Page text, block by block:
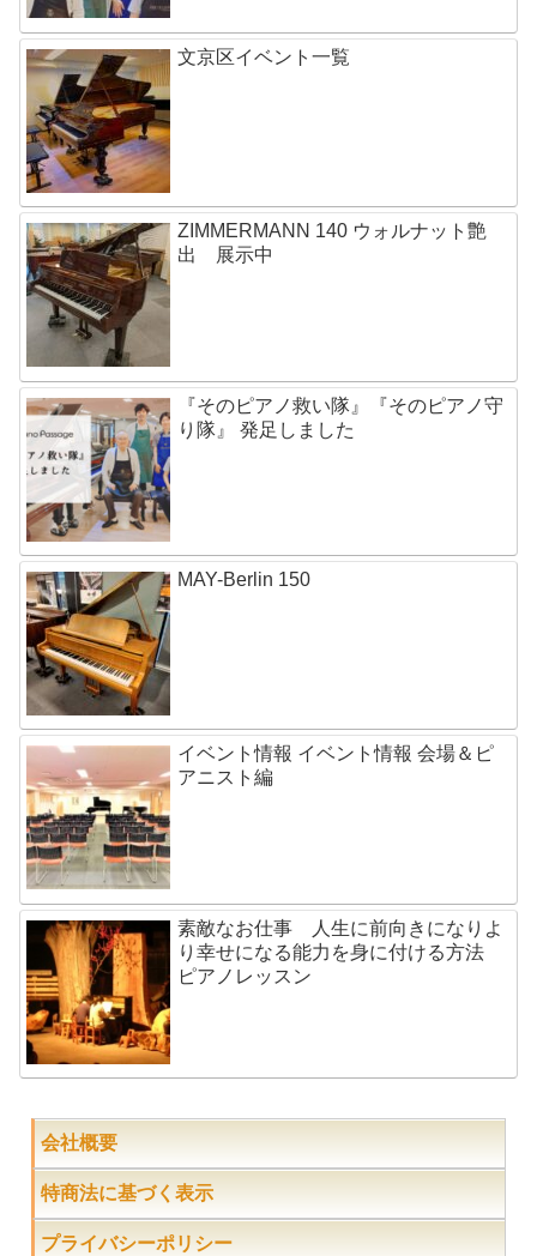
文京区イベント一覧
ZIMMERMANN 140 ウォルナット艶
出 展示中
『そのピアノ救い隊』『そのピアノ守
り隊』 発足しました
MAY-Berlin 150
イベント情報 イベント情報 会場＆ピ
アニスト編
素敵なお仕事 人生に前向きになりよ
り幸せになる能力を身に付ける方法
ピアノレッスン
会社概要
特商法に基づく表示
プライバシーポリシー